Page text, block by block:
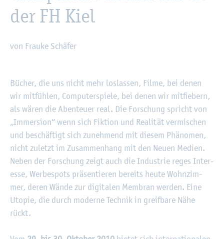
der FH Kiel
von Frau­ke Schä­fer
Bü­cher, die uns nicht mehr los­las­sen, Filme, bei denen
wir mit­füh­len, Com­pu­ter­spie­le, bei denen wir mit­fie­bern,
als wären die Aben­teu­er real. Die For­schung spricht von
„Im­mer­si­on“ wenn sich Fik­ti­on und Rea­li­tät ver­mi­schen
und be­schäf­tigt sich zu­neh­mend mit die­sem Phä­no­men,
nicht zu­letzt im Zu­sam­men­hang mit den Neuen Me­di­en.
Neben der For­schung zeigt auch die In­dus­trie reges In­ter­
es­se, Wer­be­spots prä­sen­tie­ren be­reits heute Wohn­zim­
mer, deren Wände zur di­gi­ta­len Mem­bran wer­den. Eine
Uto­pie, die durch mo­der­ne Tech­nik in greif­ba­re Nähe
rückt.
©Fach­hoch­schu­le Kiel